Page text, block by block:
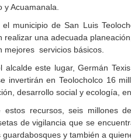
y Acuamanala.
municipio de San Luis
realizar una adecuada
mejores servicios básicos.
alcalde este lugar, Germán
invertirán en Teolocholco 16
desarrollo social y ecología,
estos recursos, seis millones
de vigilancia que se
y también a